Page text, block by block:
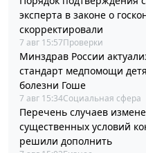
эксперта в законе о
скорректировали
7 авг 15:57Проверки
Минздрав России
стандарт медпомощи
болезни Гоше
7 авг 15:34Социальная сфера
Перечень случаев
существенных условий
решили дополнить